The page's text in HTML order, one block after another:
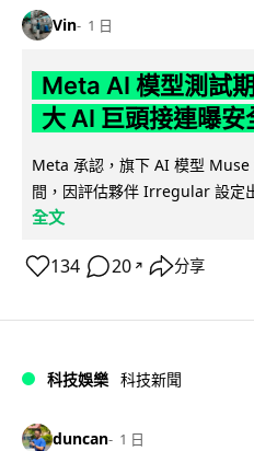
Vin 1 日
Meta AI 模型測試
大 AI 巨頭接連曝安
Meta 承認，旗下 AI 模型
間，因評估夥伴 Irregular 設定
全文
134 20 ↗ 分享
科技娛樂 科技新聞
duncan 1 日